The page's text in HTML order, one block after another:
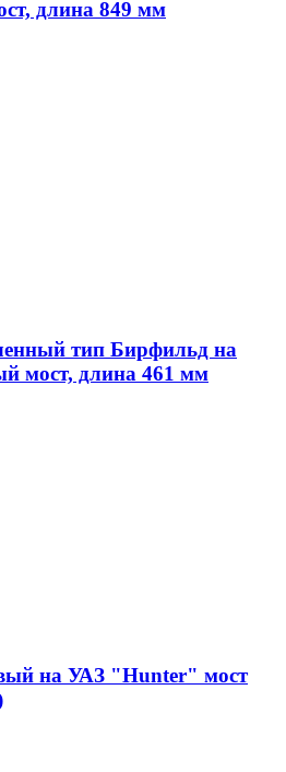
длина 849 мм
тип Бирфильд на
мост, длина 461 мм
на УАЗ "Hunter" мост